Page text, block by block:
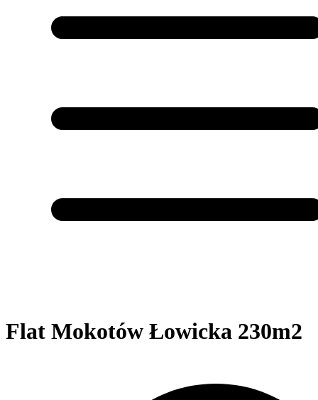
Flat Mokotów Łowicka 230m2